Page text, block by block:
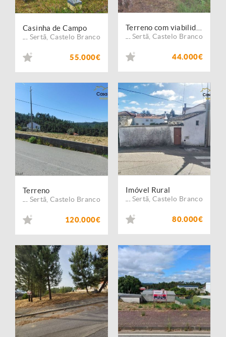
Casinha de Campo
Sertã ,Castelo Branco
55.000€
Sertã ,Castelo Branco
44.000€
Terreno
Sertã ,Castelo Branco
120.000€
Imóvel Rural
Sertã ,Castelo Branco
80.000€